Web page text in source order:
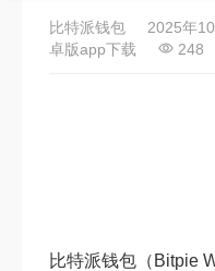
比特派钱包 2025年
卓版app下载
248
比特派钱包（Bitpie